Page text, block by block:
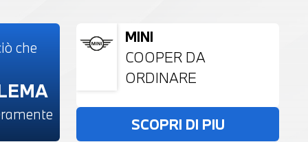
che
MINI
COOPER DA
ORDINARE
SCOPRI DI PIU